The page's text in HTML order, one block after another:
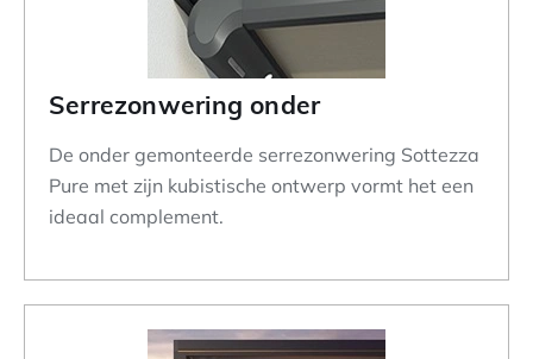
Serrezonwering onder
De onder gemonteerde serrezonwering Sottezza
Pure met zijn kubistische ontwerp vormt het een
ideaal complement.